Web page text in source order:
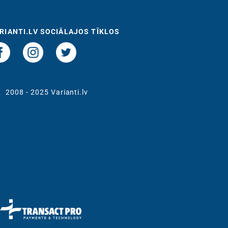
SOCIĀLAJOS TĪKLOS
2008 - 2025 Varianti.lv